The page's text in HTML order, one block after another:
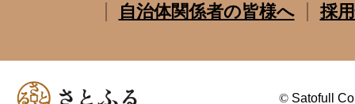
自治体関係者の皆様へ
採
© Satofull